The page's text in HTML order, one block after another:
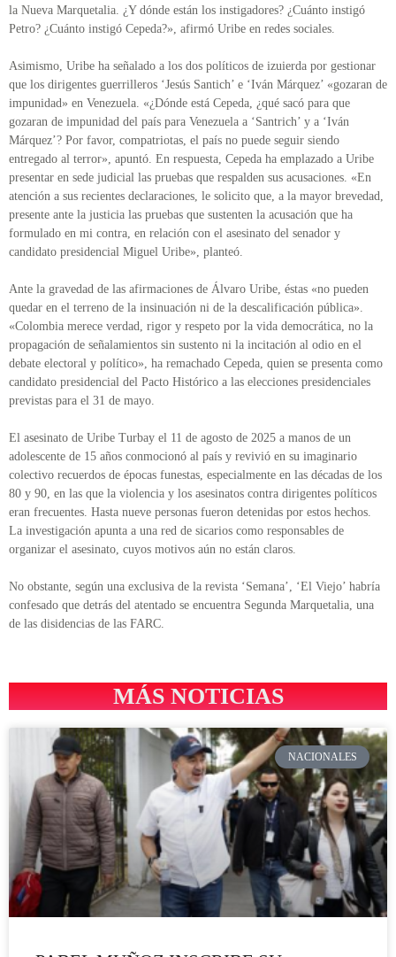
la Nueva Marquetalia. ¿Y dónde están los instigadores? ¿Cuánto instigó
Petro? ¿Cuánto instigó Cepeda?», afirmó Uribe en redes sociales.
Asimismo, Uribe ha señalado a los dos políticos de izuierda por gestionar
que los dirigentes guerrilleros ‘Jesús Santich’ e ‘Iván Márquez’ «gozaran de
impunidad» en Venezuela. «¿Dónde está Cepeda, ¿qué sacó para que
gozaran de impunidad del país para Venezuela a ‘Santrich’ y a ‘Iván
Márquez’? Por favor, compatriotas, el país no puede seguir siendo
entregado al terror», apuntó. En respuesta, Cepeda ha emplazado a Uribe
presentar en sede judicial las pruebas que respalden sus acusaciones. «En
atención a sus recientes declaraciones, le solicito que, a la mayor brevedad,
presente ante la justicia las pruebas que sustenten la acusación que ha
formulado en mi contra, en relación con el asesinato del senador y
candidato presidencial Miguel Uribe», planteó.
Ante la gravedad de las afirmaciones de Álvaro Uribe, éstas «no pueden
quedar en el terreno de la insinuación ni de la descalificación pública».
«Colombia merece verdad, rigor y respeto por la vida democrática, no la
propagación de señalamientos sin sustento ni la incitación al odio en el
debate electoral y político», ha remachado Cepeda, quien se presenta como
candidato presidencial del Pacto Histórico a las elecciones presidenciales
previstas para el 31 de mayo.
El asesinato de Uribe Turbay el 11 de agosto de 2025 a manos de un
adolescente de 15 años conmocionó al país y revivió en su imaginario
colectivo recuerdos de épocas funestas, especialmente en las décadas de los
80 y 90, en las que la violencia y los asesinatos contra dirigentes políticos
eran frecuentes. Hasta nueve personas fueron detenidas por estos hechos.
La investigación apunta a una red de sicarios como responsables de
organizar el asesinato, cuyos motivos aún no están claros.
No obstante, según una exclusiva de la revista ‘Semana’, ‘El Viejo’ habría
confesado que detrás del atentado se encuentra Segunda Marquetalia, una
de las disidencias de las FARC.
MÁS NOTICIAS
NACIONALES